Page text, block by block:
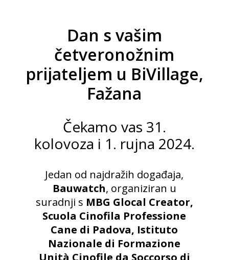
Dan s vašim
četveronožnim
prijateljem u BiVillage,
Fažana
Čekamo vas 31.
kolovoza i 1. rujna 2024.
Jedan od najdražih događaja,
Bauwatch, organiziran u
suradnji s MBG Glocal Creator,
Scuola Cinofila Professione
Cane di Padova, Istituto
Nazionale di Formazione
Unità Cinofile da Soccorso di